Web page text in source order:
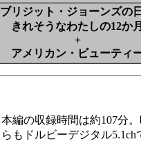
ブリジット・ジョーンズの
きれそうなわたしの12か月
+
アメリカン・ビューティ
編の収録時間は約107分
もドルビーデジタル